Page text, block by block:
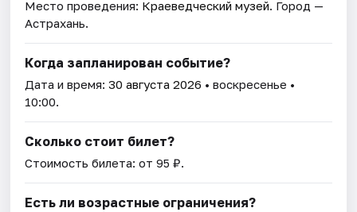
Место проведения: Краеведческий музей. Город —
Астрахань.
Когда запланирован событие?
Дата и время:30 августа 2026 • воскресенье •
10:00.
Сколько стоит билет?
Стоимость билета: от 95 ₽.
Есть ли возрастные ограничения?